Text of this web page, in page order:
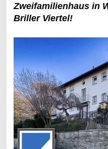
Zweifamilienhaus in
Briller Viertel!